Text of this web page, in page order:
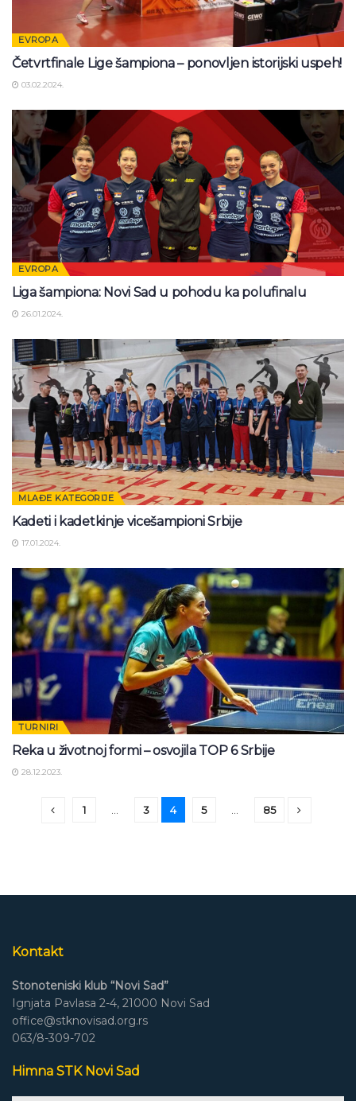
EVROPA
Četvrtfinale Lige šampiona – ponovljen istorijski uspeh!
03.02.2024.
EVROPA
Liga šampiona: Novi Sad u pohodu ka polufinalu
26.01.2024.
MLAĐE KATEGORIJE
Kadeti i kadetkinje vicešampioni Srbije
17.01.2024.
TURNIRI
Reka u životnoj formi – osvojila TOP 6 Srbije
28.12.2023.
1 3 4 5 85
Kontakt
Stonoteniski klub “Novi Sad”
Ignjata Pavlasa 2-4, 21000 Novi Sad
office@stknovisad.org.rs
063/8-309-702
Himna STK Novi Sad